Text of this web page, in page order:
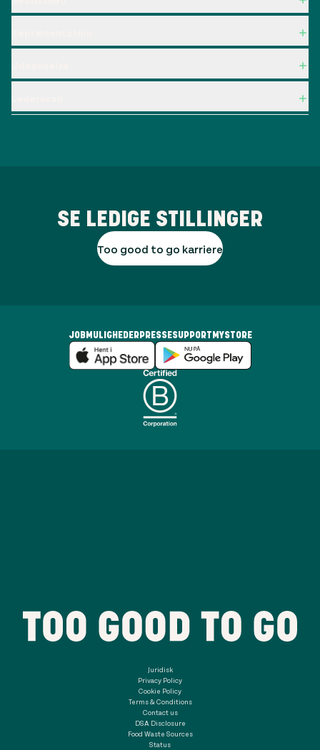
SE LEDIGE STILLINGER
Too good to go karriere
JOBMULIGHEDERPRESSESUPPORT MYSTORE
Juridisk
Privacy Policy
Cookie Policy
Terms & Conditions
Contact us
DSA Disclosure
Food Waste Sources
Status